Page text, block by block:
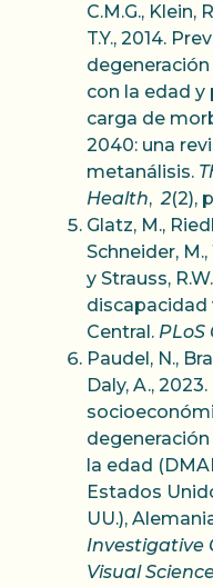
C.M.G., Klein,
T.Y., 2014.
con la edad y
carga de
2040: una
metanálisis.
Health, 2(2),
Glatz, M.,
Schneider,
y Strauss,
discapacidad
Central. PLoS
Paudel, N.,
Daly, A.,
la edad
Estados
UU.),
Investigative
Visual